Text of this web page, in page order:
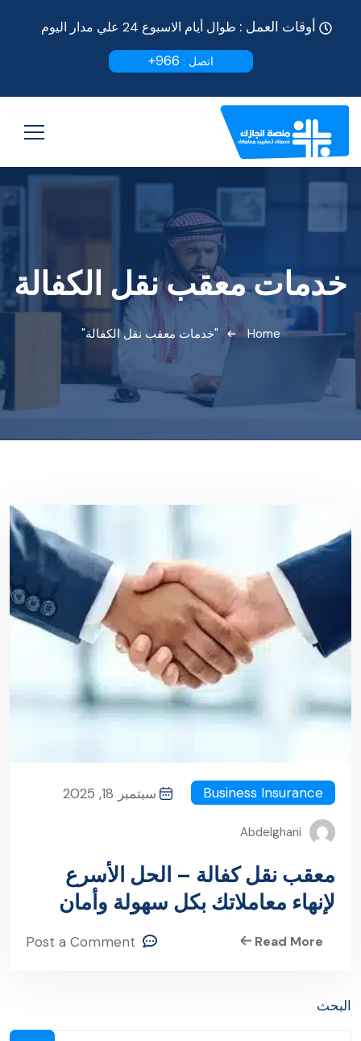
أوقات العمل : طوال أيام الاسبوع 24 علي مدار اليوم
اتصل : 966+
خدمات معقب نقل الكفالة
Home "خدمات معقب نقل الكفالة"
Business Insurance سبتمبر 18, 2025
Abdelghani
معقب نقل كفالة – الحل الأسرع
لإنهاء معاملاتك بكل سهولة وأمان
Read More
Post a Comment
البحث